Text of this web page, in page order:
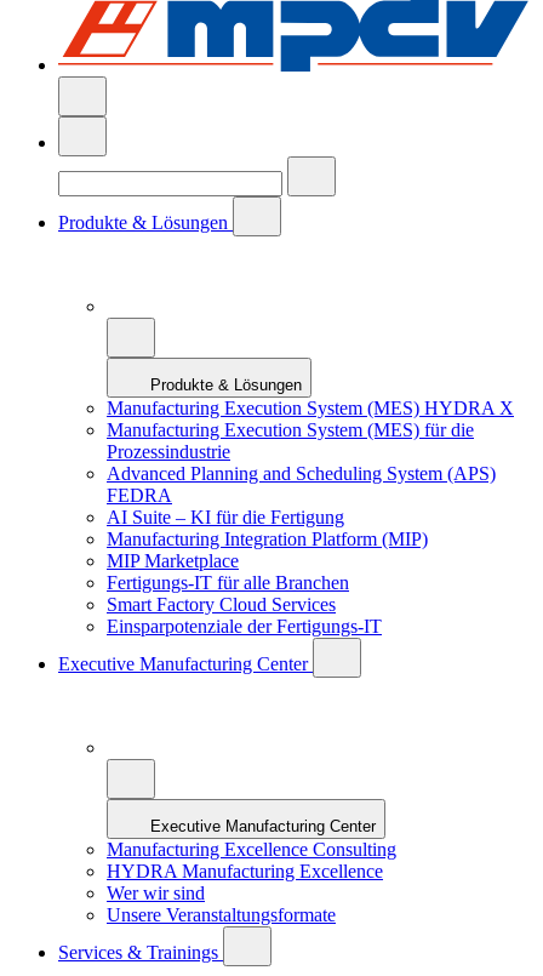
Produkte & Lösungen
Produkte & Lösungen
Manufacturing Execution System (MES) HYDRA X
Manufacturing Execution System (MES) für die
Prozessindustrie
Advanced Planning and Scheduling System (APS)
FEDRA
AI Suite – KI für die Fertigung
Manufacturing Integration Platform (MIP)
MIP Marketplace
Fertigungs-IT für alle Branchen
Smart Factory Cloud Services
Einsparpotenziale der Fertigungs-IT
Executive Manufacturing Center
Executive Manufacturing Center
Manufacturing Excellence Consulting
HYDRA Manufacturing Excellence
Wer wir sind
Unsere Veranstaltungsformate
Services & Trainings